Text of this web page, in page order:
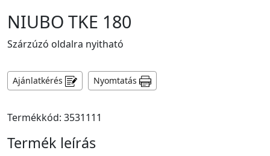
NIUBO TKE 180
Szárzúzó oldalra nyitható
Ajánlatkérés Nyomtatás
Termékkód: 3531111
Termék leírás